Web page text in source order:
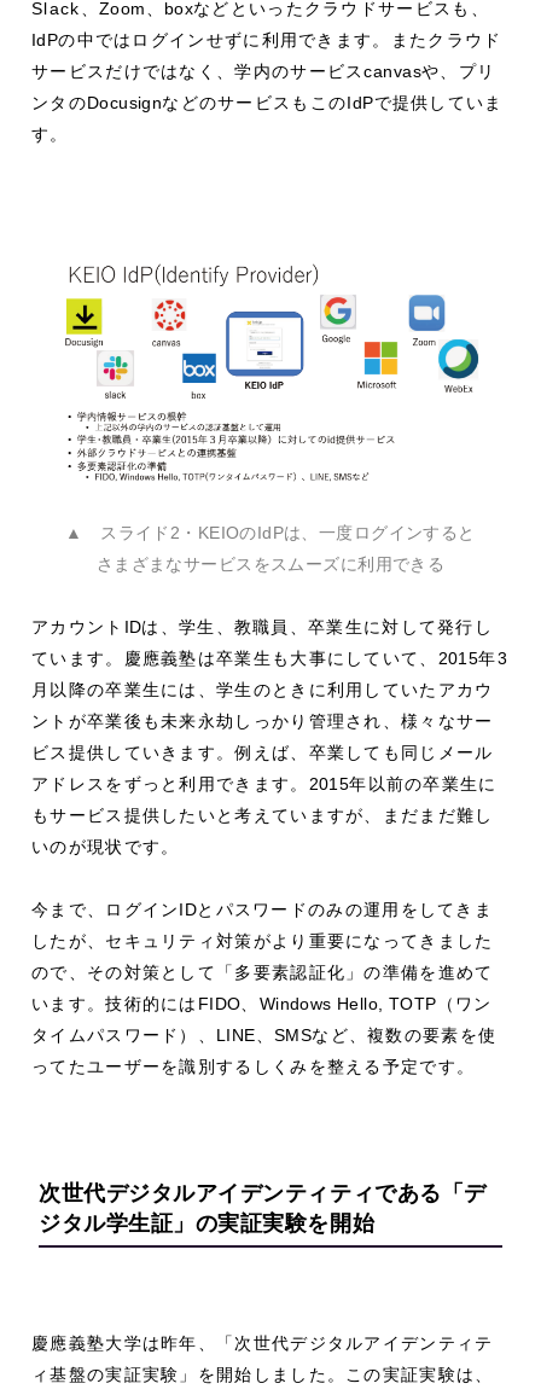
Slack、 Zoom boxなどといったクラウドサービスも、
IdPの中ではログインせずに利用できます。またクラウド
サービスだけではなく、学内のサービスcanvasや、プリ
ンタのDocusignなどのサービスもこのIdPで提供していま
す。
▲ スライド2・KEIOのIdPは、一度ログインすると
さまざまなサービスをスムーズに利用できる
アカウント IDは、学生、教職員、卒業生に対して発行し
ています。慶應義塾は卒業生も大事にしていて、 2015年3
月以降の卒業生には、学生のときに利用していたアカウ
ントが卒業後も未来永劫しっかり管理され、様々なサー
ビス提供していきます。例えば、卒業しても同じメール
アドレスをずっと利用できます。 2015年以前の卒業生に
もサービス提供したいと考えていますが、まだまだ難し
いのが現状です。
今まで、ログインIDとパスワードのみの運用をしてきま
したが、セキュリティ対策がより重要になってきました
ので、その対策として「多要素認証化」の準備を進めて
います。技術的には FIDO、 Windows Hello, TOTP （ワン
タイムパスワード）、 LINE、SMSなど、複数の要素を使
ってたユーザーを識別するしくみを整える予定です。
次世代デジタルアイデンティティである 「デ
ジタル学生証」の実証実験を開始
慶應義塾大学は昨年、「次世代デジタルアイデンティテ
ィ基盤の実証実験」を開始しました。この実証実験は、